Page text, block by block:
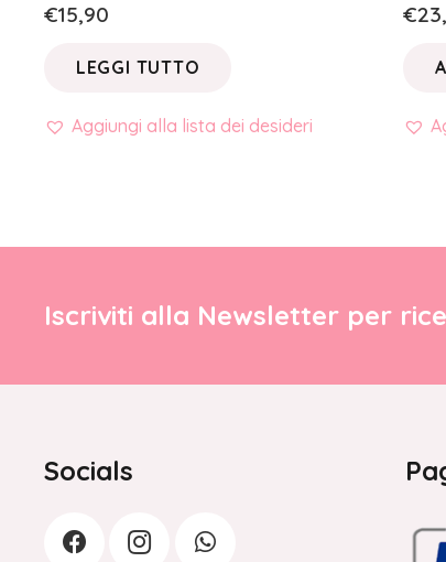
€15,90
LEGGI TUTTO
Aggiungi alla lista dei desideri
€
Iscriviti alla Newsletter per
Socials